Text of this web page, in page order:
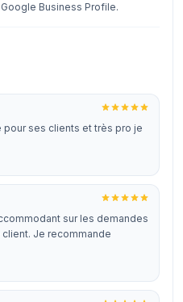
Business Profile.
ses clients et très pro je
sur les demandes
Je recommande